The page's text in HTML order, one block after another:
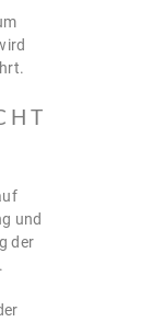
und
der